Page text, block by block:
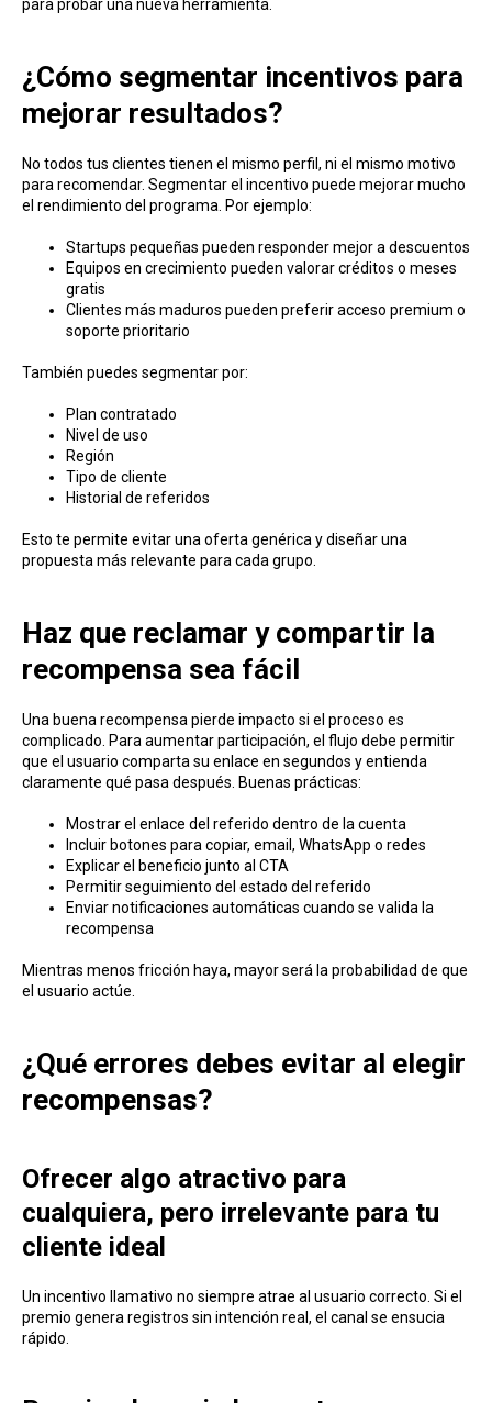
para probar una nueva herramienta.
¿Cómo segmentar incentivos para
mejorar resultados?
No todos tus clientes tienen el mismo perfil, ni el mismo motivo
para recomendar. Segmentar el incentivo puede mejorar mucho
el rendimiento del programa. Por ejemplo:
Startups pequeñas pueden responder mejor a descuentos
Equipos en crecimiento pueden valorar créditos o meses
gratis
Clientes más maduros pueden preferir acceso premium o
soporte prioritario
También puedes segmentar por:
Plan contratado
Nivel de uso
Región
Tipo de cliente
Historial de referidos
Esto te permite evitar una oferta genérica y diseñar una
propuesta más relevante para cada grupo.
Haz que reclamar y compartir la
recompensa sea fácil
Una buena recompensa pierde impacto si el proceso es
complicado. Para aumentar participación, el flujo debe permitir
que el usuario comparta su enlace en segundos y entienda
claramente qué pasa después. Buenas prácticas:
Mostrar el enlace del referido dentro de la cuenta
Incluir botones para copiar, email, WhatsApp o redes
Explicar el beneficio junto al CTA
Permitir seguimiento del estado del referido
Enviar notificaciones automáticas cuando se valida la
recompensa
Mientras menos fricción haya, mayor será la probabilidad de que
el usuario actúe.
¿Qué errores debes evitar al elegir
recompensas?
Ofrecer algo atractivo para
cualquiera, pero irrelevante para tu
cliente ideal
Un incentivo llamativo no siempre atrae al usuario correcto. Si el
premio genera registros sin intención real, el canal se ensucia
rápido.